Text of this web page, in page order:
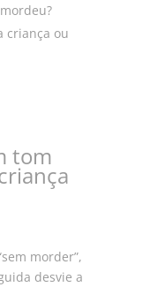
criança ou
tom
morder”,
desvie a